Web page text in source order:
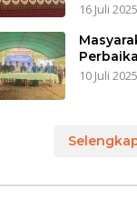
16 Juli 2025
10 Juli 2025